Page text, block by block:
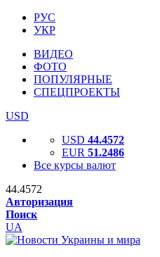
РУС
УКР
ВИДЕО
ФОТО
ПОПУЛЯРНЫЕ
СПЕЦПРОЕКТЫ
USD
USD 44.4572
EUR 51.2486
Все курсы валют
44.4572
Авторизация
Поиск
UA